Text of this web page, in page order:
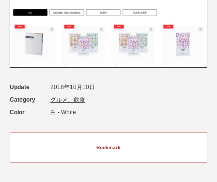
Update
2018年10月10日
Category
グルメ、飲食
Color
白 - White
Bookmark